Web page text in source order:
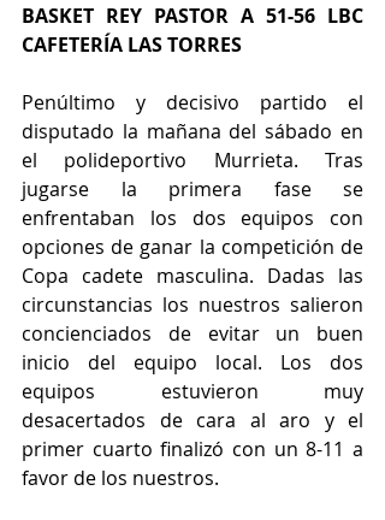
BASKET REY PASTOR A 51-56 LBC
CAFETERÍA LAS TORRES
Penúltimo y decisivo partido el
disputado la mañana del sábado en
el polideportivo Murrieta. Tras
jugarse la primera fase se
enfrentaban los dos equipos con
opciones de ganar la competición de
Copa cadete masculina. Dadas las
circunstancias los nuestros salieron
concienciados de evitar un buen
inicio del equipo local. Los dos
equipos estuvieron muy
desacertados de cara al aro y el
primer cuarto finalizó con un 8-11 a
favor de los nuestros.